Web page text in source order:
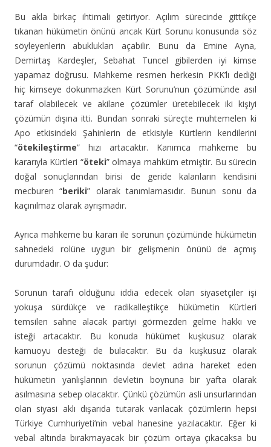
Bu akla birkaç ihtimali getiriyor. Açılım sürecinde gittikçe
tıkanan hükümetin önünü ancak Kürt Sorunu konusunda söz
söyleyenlerin abuklukları açabilir. Bunu da Emine Ayna,
Demirtaş Kardeşler, Sebahat Tuncel gibilerden iyi kimse
yapamaz doğrusu. Mahkeme resmen herkesin PKK’lı dediği
hiç kimseye dokunmazken Kürt Sorunu’nun çözümünde asıl
taraf olabilecek ve akilane çözümler üretebilecek iki kişiyi
çözümün dışına itti. Bundan sonraki süreçte muhtemelen ki
Apo etkisindeki Şahinlerin de etkisiyle Kürtlerin kendilerini
“ötekileştirme” hızı artacaktır. Kanımca mahkeme bu
kararıyla Kürtleri “öteki” olmaya mahküm etmiştir. Bu sürecin
doğal sonuçlarından birisi de geride kalanların kendisini
mecburen “beriki” olarak tanımlamasıdır. Bunun sonu da
kaçınılmaz olarak ayrışmadır.
Ayrıca mahkeme bu kararı ile sorunun çözümünde hükümetin
sahnedeki rolüne uygun bir gelişmenin önünü de açmış
durumdadır. O da şudur:
Sorunun tarafı olduğunu iddia edecek olan siyasetçiler işi
yokuşa sürdükçe ve radikalleştikçe hükümetin Kürtleri
temsilen sahne alacak partiyi görmezden gelme hakkı ve
isteği artacaktır. Bu konuda hükümet kuşkusuz olarak
kamuoyu desteği de bulacaktır. Bu da kuşkusuz olarak
sorunun çözümü noktasında devlet adına hareket eden
hükümetin yanlışlarının devletin boynuna bir yafta olarak
asılmasına sebep olacaktır. Çünkü çözümün asli unsurlarından
olan siyasi aklı dışarıda tutarak varılacak çözümlerin hepsi
Türkiye Cumhuriyeti’nin vebal hanesine yazılacaktır. Eğer ki
vebal altında bırakmayacak bir çözüm ortaya çıkacaksa bu